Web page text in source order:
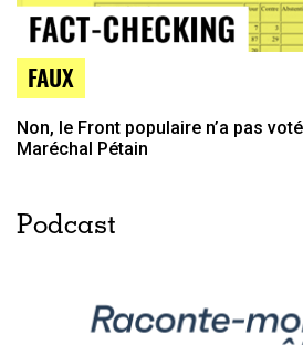
FAUX
Non, le Front populaire n’a pas
Maréchal Pétain
Podcast